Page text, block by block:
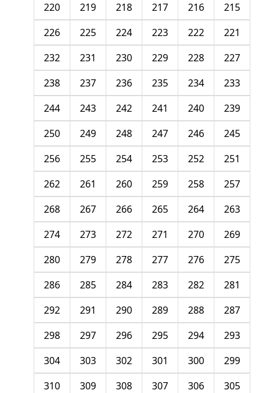
215
216
217
218
219
220
221
222
223
224
225
226
227
228
229
230
231
232
233
234
235
236
237
238
239
240
241
242
243
244
245
246
247
248
249
250
251
252
253
254
255
256
257
258
259
260
261
262
263
264
265
266
267
268
269
270
271
272
273
274
275
276
277
278
279
280
281
282
283
284
285
286
287
288
289
290
291
292
293
294
295
296
297
298
299
300
301
302
303
304
305
306
307
308
309
310